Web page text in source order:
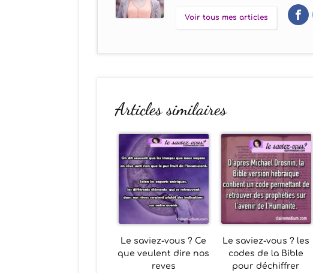
Voir tous mes articles
Articles similaires
Le saviez-vous ? Ce
que veulent dire nos
reves
Le saviez-vous ? les
codes de la Bible
pour déchiffrer